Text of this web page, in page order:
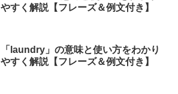
やすく解説【フレーズ＆例文付き】
「laundry」の意味と使い方をわかり
やすく解説【フレーズ＆例文付き】